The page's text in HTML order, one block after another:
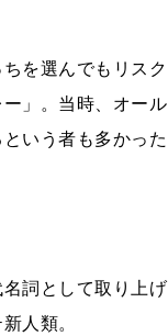
を選んでもリスク
」。当時、オール
いう者も多かった
詞として取り上げ
人類。